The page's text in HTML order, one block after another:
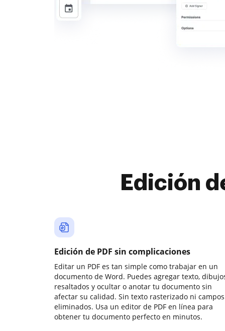
Edición
Edición de PDF sin complicaciones
Editar un PDF es tan simple como trabajar en un
documento de Word. Puedes agregar texto,
resaltados y ocultar o anotar tu documento sin
afectar su calidad. Sin texto rasterizado ni campos
eliminados. Usa un editor de PDF en línea para
obtener tu documento perfecto en minutos.